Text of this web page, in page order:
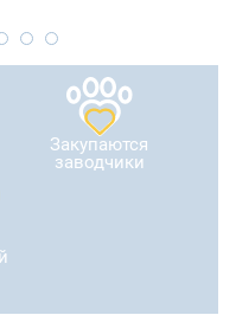
Закупаются
заводчики